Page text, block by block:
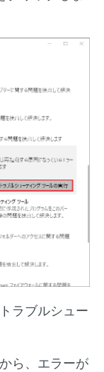
ラブルシュー
ら、エラーが